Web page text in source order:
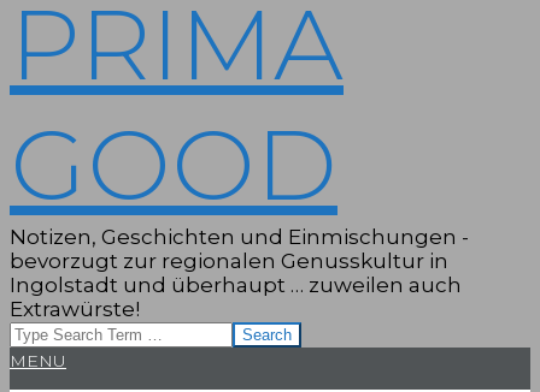
PRIMA
GOOD
Notizen, Geschichten und Einmischungen -
bevorzugt zur regionalen Genusskultur in
Ingolstadt und überhaupt … zuweilen auch
Extrawürste!
Search
Primary
MENU